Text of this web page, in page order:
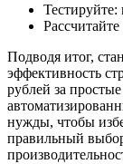
Тестируйте:
Подводя итог,
эффективность
рублей за
нужды, чтобы
правильный